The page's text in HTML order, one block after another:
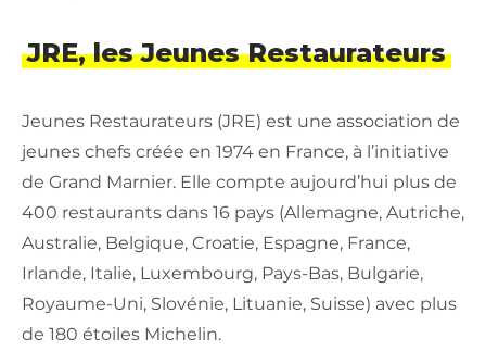
JRE, les Jeunes Restaurateurs
Jeunes Restaurateurs (JRE) est une association de
jeunes chefs créée en 1974 en France, à l’initiative
de Grand Marnier. Elle compte aujourd’hui plus de
400 restaurants dans 16 pays (Allemagne, Autriche,
Australie, Belgique, Croatie, Espagne, France,
Irlande, Italie, Luxembourg, Pays-Bas, Bulgarie,
Royaume-Uni, Slovénie, Lituanie, Suisse) avec plus
de 180 étoiles Michelin.